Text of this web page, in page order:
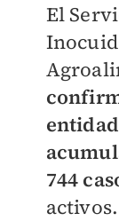
El
744
activos.